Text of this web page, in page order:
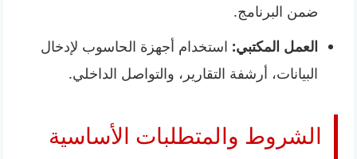
ضمن البرنامج.
العمل المكتبي: استخدام أجهزة الحاسوب لإدخال
البيانات، أرشفة التقارير، والتواصل الداخلي.
الشروط والمتطلبات الأساسية